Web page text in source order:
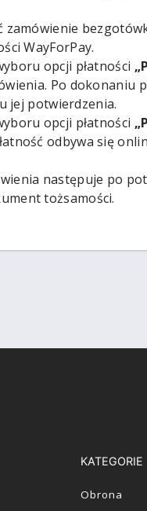
zamówienie
WayForPay.
opcji płatności
Po
jej potwierdzenia.
opcji płatności
odbywa się
następuje po
tożsamości.
KATEGORIE
Obrona